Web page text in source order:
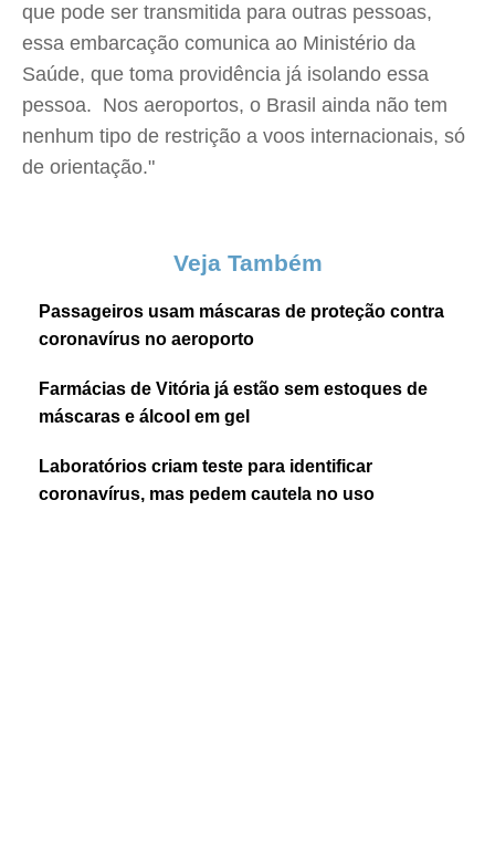
que pode ser transmitida para outras pessoas,
essa embarcação comunica ao Ministério da
Saúde, que toma providência já isolando essa
pessoa. Nos aeroportos, o Brasil ainda não tem
nenhum tipo de restrição a voos internacionais, só
de orientação."
Veja Também
Passageiros usam máscaras de proteção contra
coronavírus no aeroporto
Farmácias de Vitória já estão sem estoques de
máscaras e álcool em gel
Laboratórios criam teste para identificar
coronavírus, mas pedem cautela no uso